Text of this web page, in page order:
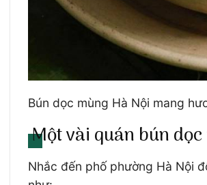
Bún dọc mùng Hà Nội mang
Một vài quán bún
Nhắc đến phố phường Hà Nội